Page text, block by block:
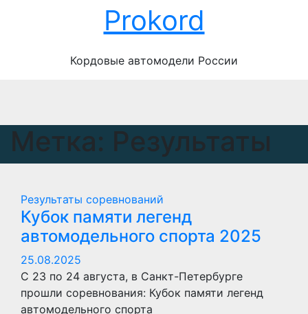
Prokord
Кордовые автомодели России
Метка: Результаты
Результаты соревнований
Кубок памяти легенд
автомодельного спорта 2025
25.08.2025
С 23 по 24 августа, в Санкт-Петербурге
прошли соревнования: Кубок памяти легенд
автомодельного спорта